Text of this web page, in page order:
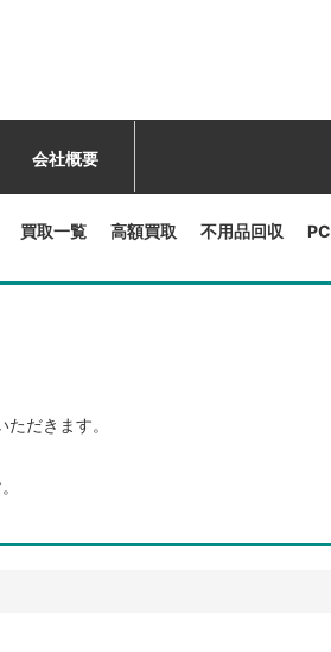
会社概要
買取一覧 高額買取 不用品回収
だきます。